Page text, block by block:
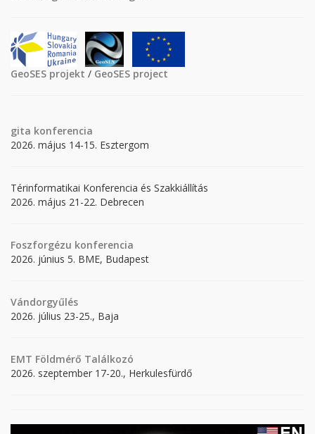
GeoSES projekt / GeoSES project
gita konferencia
2026. május 14-15. Esztergom
Térinformatikai Konferencia és Szakkiállítás
2026. május 21-22. Debrecen
Foszforgézu konferencia
2026. június 5. BME, Budapest
Vándorgyűlés
2026. július 23-25., Baja
EMT Földmérő Találkozó
2026. szeptember 17-20., Herkulesfürdő